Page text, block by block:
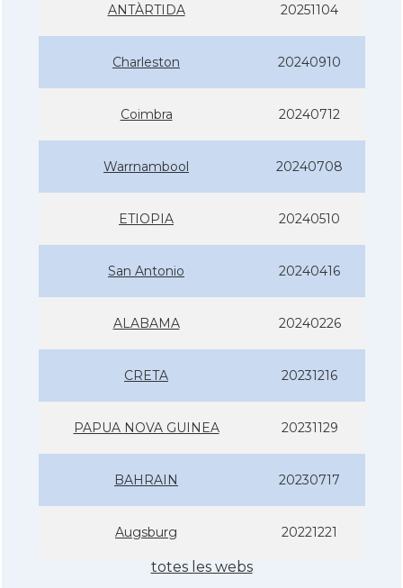
ANTÀRTIDA 20251104
Charleston 20240910
Coimbra 20240712
Warrnambool 20240708
ETIOPIA 20240510
San Antonio 20240416
ALABAMA 20240226
CRETA 20231216
PAPUA NOVA GUINEA 20231129
BAHRAIN 20230717
Augsburg 20221221
totes les webs